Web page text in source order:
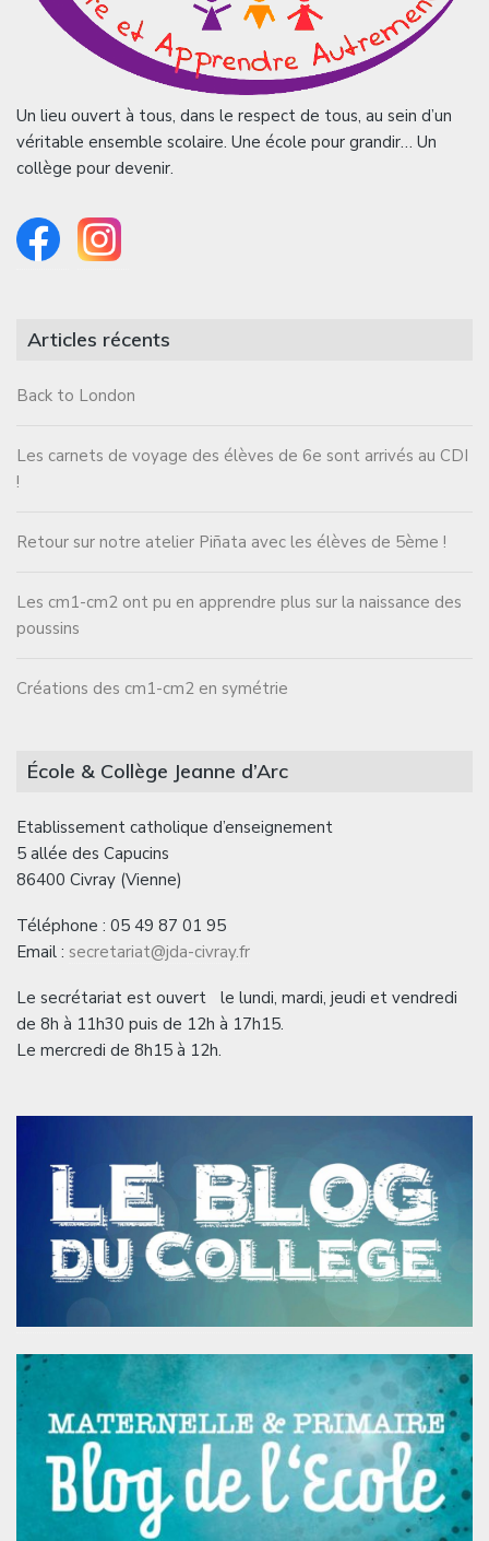
Un lieu ouvert à tous, dans le respect de tous, au sein d’un
véritable ensemble scolaire. Une école pour grandir… Un
collège pour devenir.
Articles récents
Back to London
Les carnets de voyage des élèves de 6e sont arrivés au CDI
!
Retour sur notre atelier Piñata avec les élèves de 5ème !
Les cm1-cm2 ont pu en apprendre plus sur la naissance des
poussins
Créations des cm1-cm2 en symétrie
École & Collège Jeanne d’Arc
Etablissement catholique d’enseignement
5 allée des Capucins
86400 Civray (Vienne)
Téléphone : 05 49 87 01 95
Email : secretariat@jda-civray.fr
Le secrétariat est ouvert le lundi, mardi, jeudi et vendredi
de 8h à 11h30 puis de 12h à 17h15.
Le mercredi de 8h15 à 12h.